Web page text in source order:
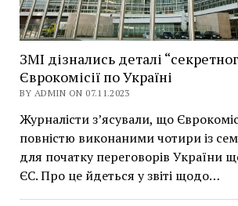
ЗМІ дізнались деталі
Єврокомісії по Україні
BY ADMIN ON 07.11.2023
Журналісти з’ясували, що
повністю виконаними чотири із
для початку переговорів України
ЄС. Про це йдеться у звіті щодо…